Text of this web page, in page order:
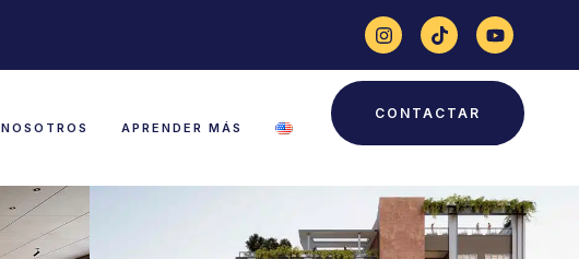
NOSOTROS APRENDER MÁS
CONTACTAR